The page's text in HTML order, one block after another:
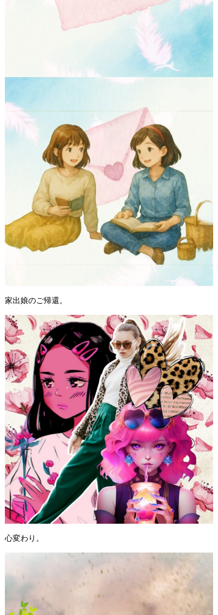
家出娘のご帰還。
心変わり。